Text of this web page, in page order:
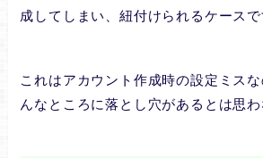
成してしまい、紐付けられるケースで
これはアカウント作成時の設定ミス
んなところに落とし穴があるとは思わ